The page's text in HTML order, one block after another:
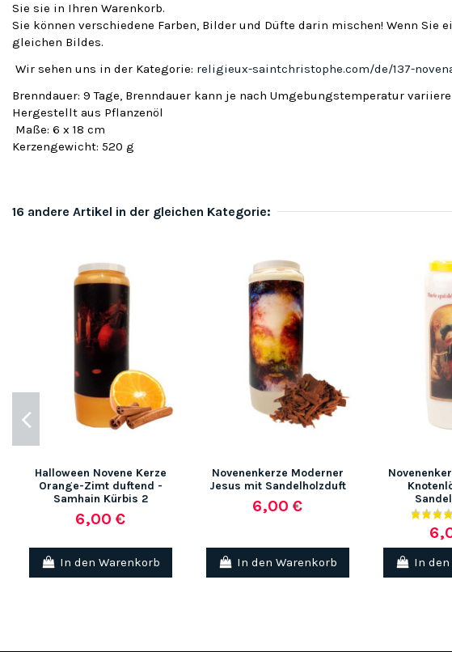
Sie sie in Ihren Warenkorb.
Sie können verschiedene Farben, Bilder und Düfte darin mischen! Wenn
gleichen Bildes.
Wir sehen uns in der Kategorie: religieux-saintchristophe.com/de/137-
Brenndauer: 9 Tage, Brenndauer kann je nach Umgebungstemperatur
Hergestellt aus Pflanzenöl
Maße: 6 x 18 cm
Kerzengewicht: 520 g
16 andere Artikel in der gleichen Kategorie:
Halloween Novene Kerze
Orange-Zimt duftend -
Samhain Kürbis 2
6,00 €
In den Warenkorb
Novenenkerze Moderner
Jesus mit Sandelholzduft
6,00 €
In den Warenkorb In